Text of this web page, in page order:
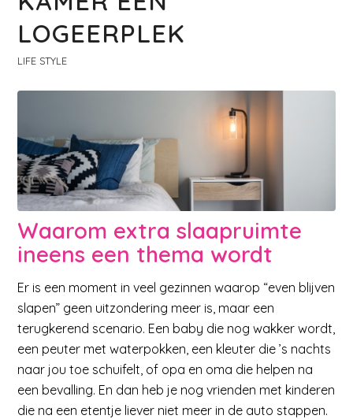
LOGEERPLEK
LIFE STYLE
Waarom extra slaapruimte
ineens een thema wordt
Er is een moment in veel gezinnen waarop “even blijven
slapen” geen uitzondering meer is, maar een
terugkerend scenario. Een baby die nog wakker wordt,
een peuter met waterpokken, een kleuter die ’s nachts
naar jou toe schuifelt, of opa en oma die helpen na
een bevalling. En dan heb je nog vrienden met kinderen
die na een etentje liever niet meer in de auto stappen.